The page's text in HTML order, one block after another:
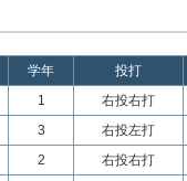
学年 投打
1 右投右打
3 右投左打
2 右投右打